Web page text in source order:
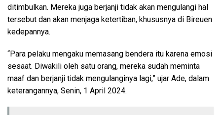
ditimbulkan. Mereka juga berjanji tidak akan mengulangi hal
tersebut dan akan menjaga ketertiban, khususnya di Bireuen
kedepannya.
“Para pelaku mengaku memasang bendera itu karena emosi
sesaat. Diwakili oleh satu orang, mereka sudah meminta
maaf dan berjanji tidak mengulanginya lagi,” ujar Ade, dalam
keterangannya, Senin, 1 April 2024.